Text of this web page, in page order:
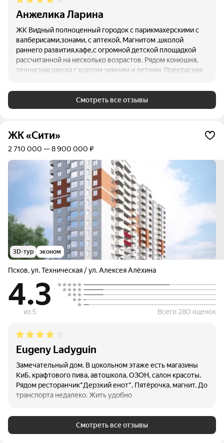
Анжелика Ларина
ЖК Видный полноценный городок с парикмахерскими с
валберисами,зонами, с аптекой, Магнитом ,школой
раннего развития,кафе,с огромной детской площадкой
рассчитанной на несколько возрастов. Рядом конюшня,
теннисная школа с кортом зимним и летним. Прекрасная
фонарями и скамейками к воде.. смотровая площадка...
малый бизнес предоставляет и плавучий домики ,и
небольшие яхты,катера, скутеры, экскурсии по реке, по
Бассейн с подогреваемой водой с тремя зонами: для
грудного возраста, для деток постарше и взрослые
дорожки, плюс душ по обе стороны дорожек ,разные
парилки. В 10 минутах ходьбы от Видного ещё один
Магнит и Пятёрочка, 2 аптеки и почта, Семейная столовая
по разумным ценам с великолепными блюдами и
выпечкой, который к вечеру не остаётся. На центральном
пятачке каждую неделю привоз сельской продукции
:мясо и молочных продуктов, а также овощи и фрукты.
Прекрасное тихое местечко, в котором просыпаешься и
усыпаешь под пение птиц... дорога не сквозная ..утром
машины уехали с хозяевами на работу- вечером
приехали.. воздух на чистейший с д.Родина не сравнить-
там просто апокалипсис((. До города 15 минут. Каждые 20
минут ходят регулярные автобусы. Если кто-то мечтал о
Смотреть все отзывы
ЖК «Сити»
2 710 000 — 8 900 000 ₽
3D-тур эконом
Псков,ул. Техническая / ул. Алексея Алёхина
4.3
из 5 Всего 280 оценок
Eugeny Ladyguin
Замечательный дом. В цокольном этаже есть магазины
КиБ, крафтового пива, автошкола, ОЗОН, салон красоты.
Рядом ресторанчик"Дерзкий енот", Пятёрочка, магнит. До
транспорта недалеко. Жить удобно
Смотреть все отзывы